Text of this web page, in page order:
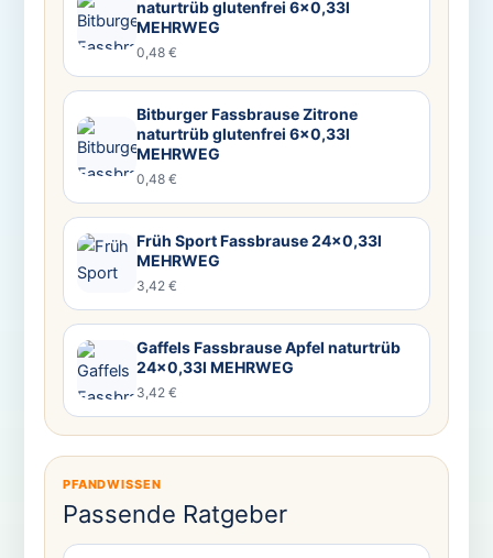
naturtrüb glutenfrei 6×0,33l
MEHRWEG
0,48 €
Bitburger Fassbrause Zitrone
naturtrüb glutenfrei 6×0,33l
MEHRWEG
0,48 €
Früh Sport Fassbrause 24×0,33l
MEHRWEG
3,42 €
Gaffels Fassbrause Apfel naturtrüb
24×0,33l MEHRWEG
3,42 €
PFANDWISSEN
Passende Ratgeber